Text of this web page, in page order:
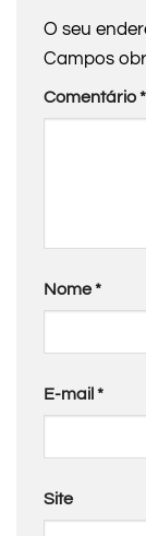
O seu
Campos
Comentário*
Nome*
E-mail *
Site